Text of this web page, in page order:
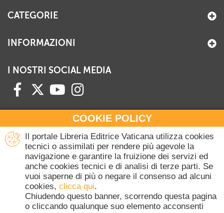
+
COOKIE POLICY
Il portale Libreria Editrice Vaticana utilizza cookies
tecnici o assimilati per rendere più agevole la
navigazione e garantire la fruizione dei servizi ed
anche cookies tecnici e di analisi di terze parti. Se
vuoi saperne di più o negare il consenso ad alcuni
cookies, clicca qui.
Chiudendo questo banner, scorrendo questa pagina
o cliccando qualunque suo elemento acconsenti
CATEGORIE
INFORMAZIONI
I NOSTRI SOCIAL MEDIA
HAI BISOGNO DI INFORMAZIONI?
Contattaci all'Ufficio Commerciale
+39 06 698 45780
Lunedì-Giovedì 8-16.30
Venerdì 8-14
(Escluse festività Vaticane)